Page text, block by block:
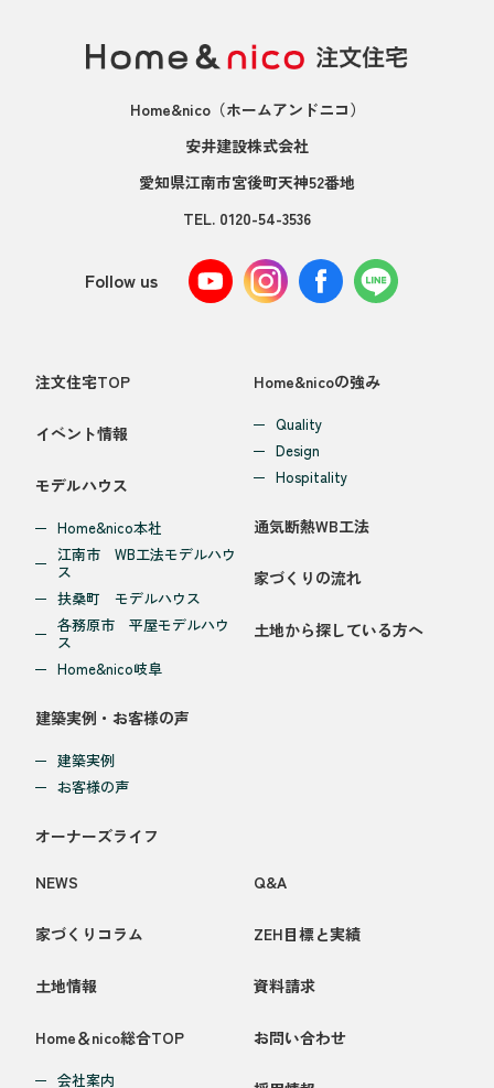
Home&nico（ホームアンドニコ）
安井建設株式会社
愛知県江南市宮後町天神52番地
TEL. 0120-54-3536
Follow us
注文住宅TOP
イベント情報
モデルハウス
Home&nico本社
江南市 WB工法モデルハウ
ス
扶桑町 モデルハウス
各務原市 平屋モデルハウ
ス
Home&nico岐阜
建築実例・お客様の声
建築実例
お客様の声
オーナーズライフ
Home&nicoの強み
Quality
Design
Hospitality
通気断熱WB工法
家づくりの流れ
土地から探している方へ
NEWS
家づくりコラム
土地情報
Home＆nico総合TOP
会社案内
Q&A
ZEH目標と実績
資料請求
お問い合わせ